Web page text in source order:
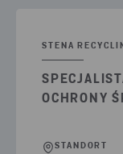
STENA
OCHRONY
STANDORT